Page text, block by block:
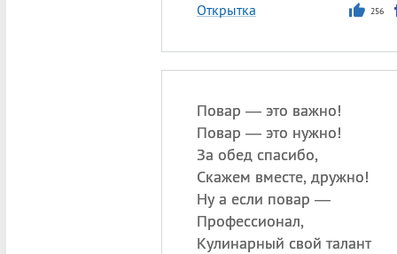
Открытка 256
Повар — это важно!
Повар — это нужно!
За обед спасибо,
Скажем вместе, дружно!
Ну а если повар —
Профессионал,
Кулинарный свой талант